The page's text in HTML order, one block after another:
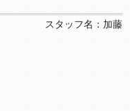
スタッフ名： 加藤